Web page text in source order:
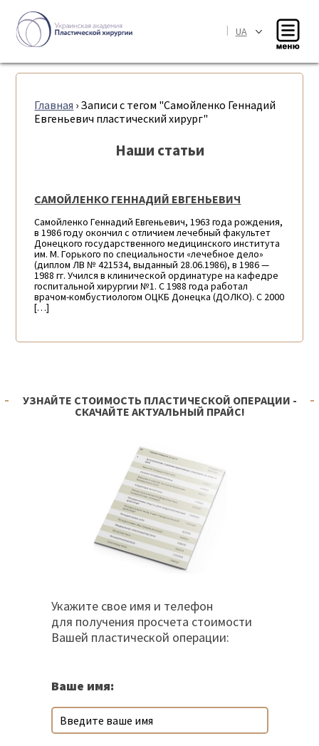
| UA
Главная › Записи с тегом "Самойленко Геннадий
Евгеньевич пластический хирург"
Наши статьи
САМОЙЛЕНКО ГЕННАДИЙ ЕВГЕНЬЕВИЧ
Самойленко Геннадий Евгеньевич, 1963 года рождения,
в 1986 году окончил с отличием лечебный факультет
Донецкого государственного медицинского института
им. М. Горького по специальности «лечебное дело»
(диплом ЛВ № 421534, выданный 28.06.1986), в 1986 —
1988 гг. Учился в клинической ординатуре на кафедре
госпитальной хирургии №1. С 1988 года работал
врачом-комбустиологом ОЦКБ Донецка (ДОЛКО). С 2000
[…]
УЗНАЙТЕ СТОИМОСТЬ ПЛАСТИЧЕСКОЙ ОПЕРАЦИИ -
СКАЧАЙТЕ АКТУАЛЬНЫЙ ПРАЙС!
Укажите свое имя и телефон
для получения просчета стоимости
Вашей пластической операции:
Ваше имя: